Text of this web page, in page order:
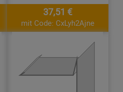
37,51 €
mit Code: CxLyh2Ajne